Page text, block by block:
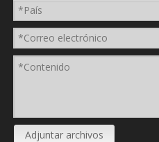
Adjuntar archivos